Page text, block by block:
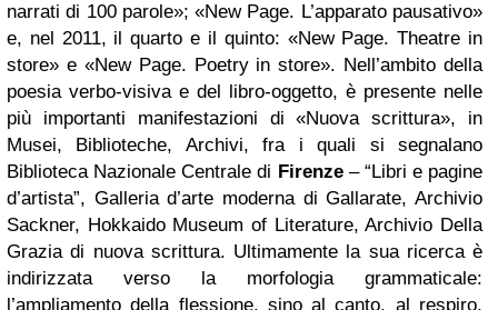
narrati di 100 parole»; «New Page. L’apparato pausativo»
e, nel 2011, il quarto e il quinto: «New Page. Theatre in
store» e «New Page. Poetry in store». Nell’ambito della
poesia verbo-visiva e del libro-oggetto, è presente nelle
più importanti manifestazioni di «Nuova scrittura», in
Musei, Biblioteche, Archivi, fra i quali si segnalano
Biblioteca Nazionale Centrale di Firenze– “Libri e pagine
d’artista”, Galleria d’arte moderna di Gallarate, Archivio
Sackner, Hokkaido Museum of Literature, Archivio Della
Grazia di nuova scrittura. Ultimamente la sua ricerca è
indirizzata verso la morfologia grammaticale:
l’ampliamento della flessione, sino al canto, al respiro,